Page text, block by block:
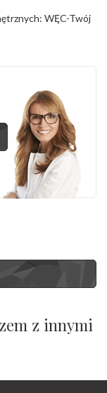
WĘC-Twój
z innymi